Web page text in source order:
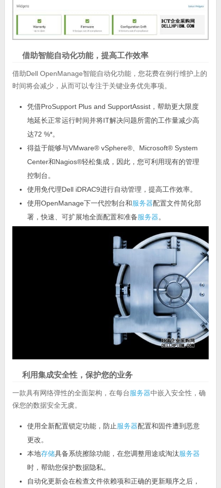
借助智能自动化功能，提高工作效率
借助Dell OpenManage智能自动化功能，您花费在例行维护上的
时间将会减少，从而可以专注于关键业务优先事项。
凭借ProSupport Plus and SupportAssist，帮助更大限度
地延长正常运行时间并将IT解决问题所需的工作量减少高
达72 %*。
得益于能够与VMware® vSphere®、Microsoft® System
Center和Nagios®轻松集成，因此，您可利用现有的管理
控制台。
使用免代理Dell iDRAC9进行自动管理，提高工作效率。
使用OpenManage下一代控制台和服务器配置文件简化部
署，快速、可扩展地全面配置和准备服务器。
利用集成安全性，保护您的业务
一款具有网络弹性的全面架构，在每台服务器中嵌入安全性，确
保您的数据安全无虞。
使用全新配置锁定功能，防止服务器配置和固件遭到恶意
更改。
本地存储具备系统擦除功能，在您调整用途或淘汰服务器
时，帮助您保护数据隐私。
自动化更新会在检查文件依赖项和正确的更新顺序之后，